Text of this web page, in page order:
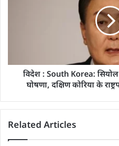
विदेश : South Korea: सियोल
घोषणा, दक्षिण कोरिया के
Related Articles